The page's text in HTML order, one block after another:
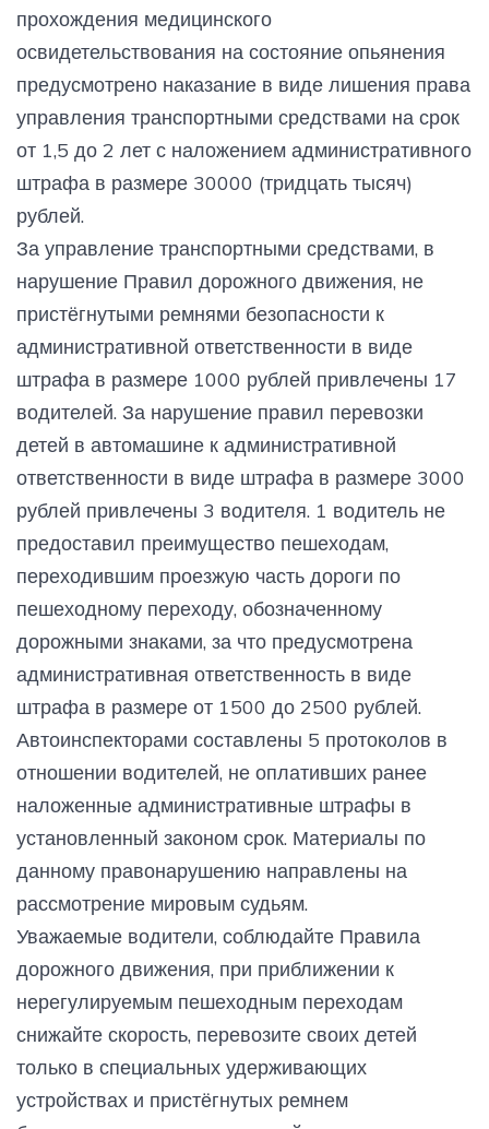
прохождения медицинского
освидетельствования на состояние опьянения
предусмотрено наказание в виде лишения права
управления транспортными средствами на срок
от 1,5 до 2 лет с наложением административного
штрафа в размере 30000 (тридцать тысяч)
рублей.
За управление транспортными средствами, в
нарушение Правил дорожного движения, не
пристёгнутыми ремнями безопасности к
административной ответственности в виде
штрафа в размере 1000 рублей привлечены 17
водителей. За нарушение правил перевозки
детей в автомашине к административной
ответственности в виде штрафа в размере 3000
рублей привлечены 3 водителя. 1 водитель не
предоставил преимущество пешеходам,
переходившим проезжую часть дороги по
пешеходному переходу, обозначенному
дорожными знаками, за что предусмотрена
административная ответственность в виде
штрафа в размере от 1500 до 2500 рублей.
Автоинспекторами составлены 5 протоколов в
отношении водителей, не оплативших ранее
наложенные административные штрафы в
установленный законом срок. Материалы по
данному правонарушению направлены на
рассмотрение мировым судьям.
Уважаемые водители, соблюдайте Правила
дорожного движения, при приближении к
нерегулируемым пешеходным переходам
снижайте скорость, перевозите своих детей
только в специальных удерживающих
устройствах и пристёгнутых ремнем